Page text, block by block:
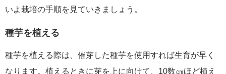
いよ栽培の手順を見ていきましょう。
種芋を植える
種芋を植える際は、催芽した種芋を使用すれば生育が早く
なります。植えるときに芽を上に向けて、10数㎝ほど植え